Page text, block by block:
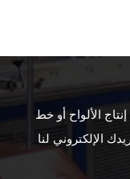
الألواح أو خط
الإلكتروني لنا